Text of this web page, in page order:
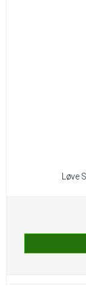
Løve